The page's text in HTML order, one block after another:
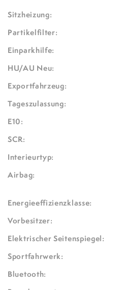
Sitzheizung:
Partikelfilter:
Einparkhilfe:
HU/AU Neu:
Exportfahrzeug:
Tageszulassung:
E10:
SCR:
Interieurtyp:
Airbag:
Energieeffizienzklasse:
Vorbesitzer:
Elektrischer Seitenspiegel:
Sportfahrwerk:
Bluetooth: